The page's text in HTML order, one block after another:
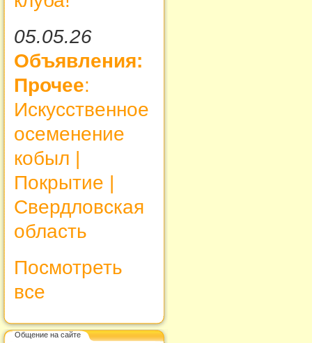
05.05.26
Объявления:
Прочее:
Искусственное
осеменение
кобыл |
Покрытие |
Свердловская
область
Посмотреть
все
Общение на сайте